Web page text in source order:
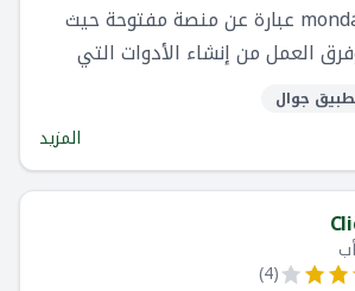
monday.com Work OS عبارة عن منصة مفتوحة حيث
العمل من إنشاء الأدوات التي
كل جانب من جوانب عملهم. الواجهة
و تتضمن وحدات بناء مختلفة
الدمج ، مما يسمح للفرق ببناء
الخاصة بسلاسة.
جوال
المزيد
(
4
)